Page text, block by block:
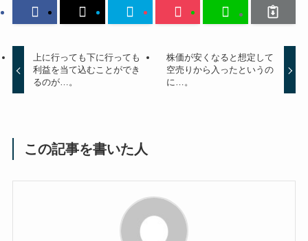
上に行っても下に行っても
利益を当て込むことができ
るのが…。
株価が安くなると想定して
空売りから入ったというの
に…。
この記事を書いた人